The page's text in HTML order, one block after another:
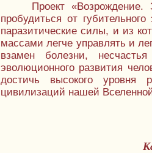
Проект
пробудиться от
паразитические силы, и из
массами легче управлять и
взамен болезни,
эволюционного развития
достичь высокого уровня
цивилизаций нашей